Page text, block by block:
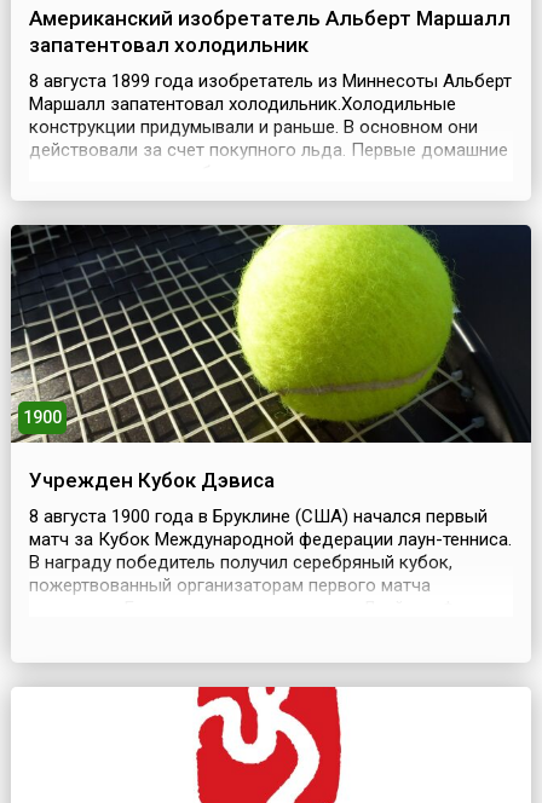
Американский изобретатель Альберт Маршалл
запатентовал холодильник
8 августа 1899 года изобретатель из Миннесоты Альберт
Маршалл запатентовал холодильник.Холодильные
конструкции придумывали и раньше. В основном они
действовали за счет покупного льда. Первые домашние
В 1911 году фирма «Дженерал электрик» наладила
холодильная машина помещалась в кухонном...
1900
Учрежден Кубок Дэвиса
8 августа 1900 года в Бруклине (США) начался первый
матч за Кубок Международной федерации лаун-тенниса.
В награду победитель получил серебряный кубок,
пожертвованный организаторам первого матча